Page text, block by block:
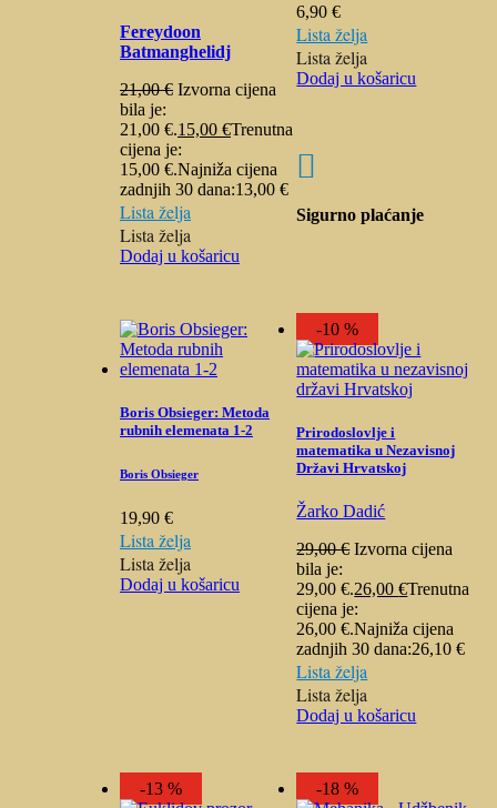
Fereydoon
Batmanghelidj
21,00€ Izvorna cijena
bila je:
21,00 €.15,00 €Trenutna
cijena je:
15,00 €.Najniža cijena
zadnjih 30 dana:13,00 €
Lista želja
Lista želja
Dodaj u košaricu
6,90€
Lista želja
Lista želja
Dodaj u košaricu
Boris Obsieger: Metoda
rubnih elemenata 1-2
Boris Obsieger
19,90 €
Lista želja
Lista želja
Dodaj u košaricu
-10 %
Prirodoslovlje i
matematika u Nezavisnoj
Državi Hrvatskoj
Žarko Dadić
29,00€ Izvorna cijena
bila je:
29,00 €.26,00€Trenutna
cijena je:
26,00 €.Najniža cijena
zadnjih 30 dana:26,10€
Lista želja
Lista želja
Dodaj u košaricu
-13 % -18 %

Sigurno plaćanje